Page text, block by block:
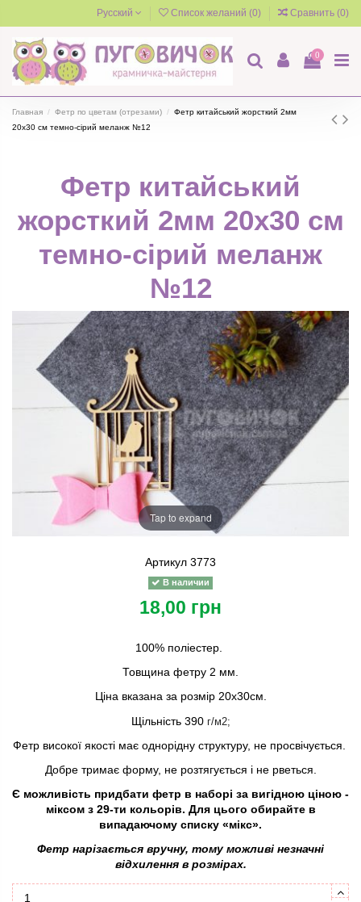
Русский Список желаний (0) Сравнить (0)
0
Главная Фетр по цветам (отрезами)
Фетр китайський жорсткий 2мм
20х30 см темно-сірий меланж №12
Фетр китайський
жорсткий 2мм 20х30 см
темно-сірий меланж
№12
Tap to expand
Артикул 3773
В наличии
18,00 грн
100% поліестер.
Товщина фетру 2 мм.
Ціна вказана за розмір 20х30см.
Щільність 390 г/м2;
Фетр високої якості має однорідну структуру, не просвічується.
Добре тримає форму, не розтягується і не рветься.
Є можливість придбати фетр в наборі за вигідною ціною -
міксом з 29-ти кольорів. Для цього обирайте в
випадаючому списку «мікс».
Фетр нарізається вручну, тому можливі незначні
відхилення в розмірах.